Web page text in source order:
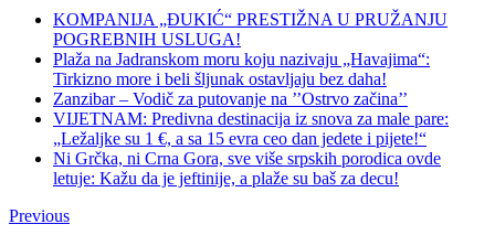
KOMPANIJA „ĐUKIĆ“ PRESTIŽNA U PRUŽANJU
POGREBNIH USLUGA!
Plaža na Jadranskom moru koju nazivaju „Havajima“:
Tirkizno more i beli šljunak ostavljaju bez daha!
Zanzibar – Vodič za putovanje na ’’Ostrvo začina’’
VIJETNAM: Predivna destinacija iz snova za male pare:
„Ležaljke su 1 €, a sa 15 evra ceo dan jedete i pijete!“
Ni Grčka, ni Crna Gora, sve više srpskih porodica ovde
letuje: Kažu da je jeftinije, a plaže su baš za decu!
Previous